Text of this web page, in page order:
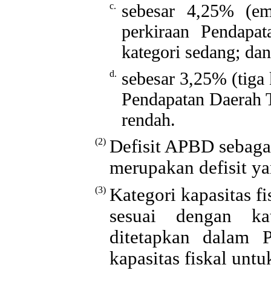
c.
sebesar 4,25%
perkiraan
kategori sedang; dan
d. sebesar 3,25%
Pendapatan
rendah.
(2) Defisit APBD
merupakan defisit
(3) Kategori kapasitas
sesuai dengan
ditetapkan dalam
kapasitas fiskal